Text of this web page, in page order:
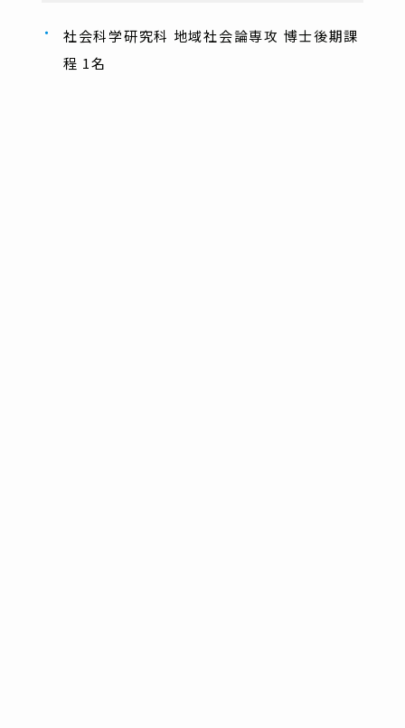
社会科学研究科 地域社会論専攻 博士後期課
程 1名